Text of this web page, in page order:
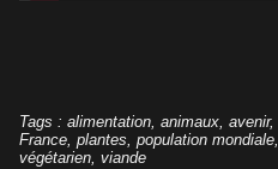
Tags : alimentation, animaux, avenir,
France, plantes, population mondiale,
végétarien, viande